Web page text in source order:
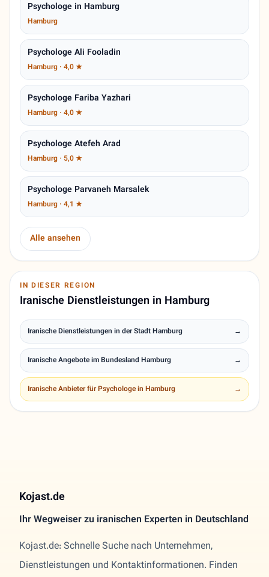
Psychologe in Hamburg
Hamburg
Psychologe Ali Fooladin
Hamburg · 4,0 ★
Psychologe Fariba Yazhari
Hamburg · 4,0 ★
Psychologe Atefeh Arad
Hamburg · 5,0 ★
Psychologe Parvaneh Marsalek
Hamburg · 4,1 ★
Alle ansehen
IN DIESER REGION
Iranische Dienstleistungen in Hamburg
Iranische Dienstleistungen in der Stadt Hamburg →
Iranische Angebote im Bundesland Hamburg →
Iranische Anbieter für Psychologe in Hamburg →
Kojast.de
Ihr Wegweiser zu iranischen Experten in Deutschland
Kojast.de: Schnelle Suche nach Unternehmen,
Dienstleistungen und Kontaktinformationen. Finden